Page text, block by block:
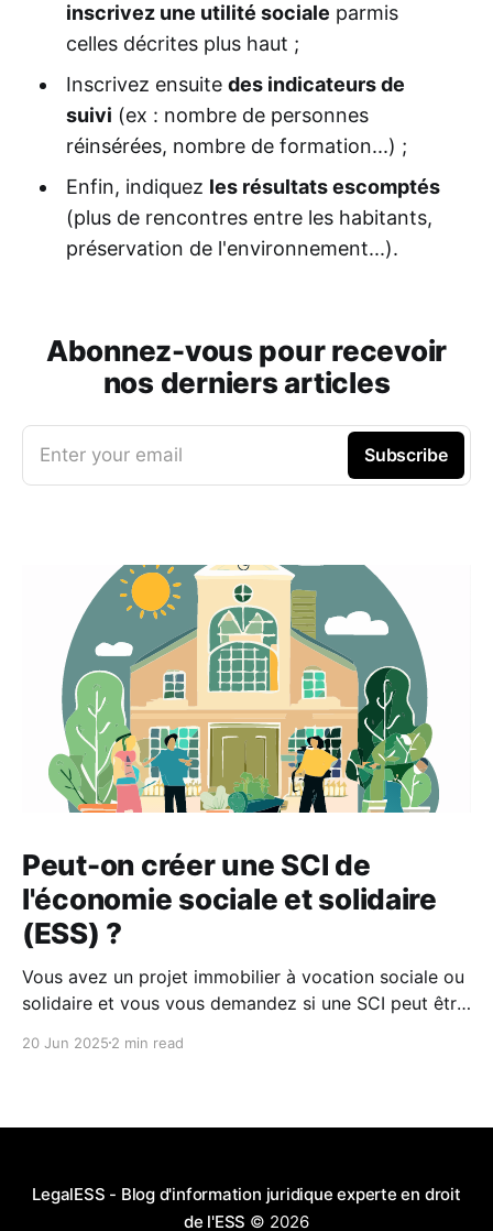
inscrivez une utilité sociale parmis
celles décrites plus haut ;
Inscrivez ensuite des indicateurs de
suivi (ex : nombre de personnes
réinsérées, nombre de formation...) ;
Enfin, indiquez les résultats escomptés
(plus de rencontres entre les habitants,
préservation de l'environnement...).
Abonnez-vous pour recevoir
nos derniers articles
Enter your email Subscribe
Peut-on créer une SCI de
l'économie sociale et solidaire
(ESS) ?
Vous avez un projet immobilier à vocation sociale ou
solidaire et vous vous demandez si une SCI peut être
pourquoi la SCI ne peut pas faire partie de
20 Jun 2025 2 min read
LegalESS - Blog d'information juridique experte en droit
de l'ESS © 2026